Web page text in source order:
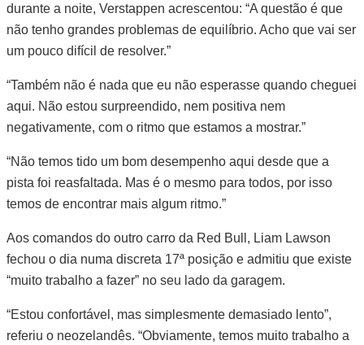
durante a noite, Verstappen acrescentou: “A questão é que
não tenho grandes problemas de equilíbrio. Acho que vai ser
um pouco difícil de resolver.”
“Também não é nada que eu não esperasse quando cheguei
aqui. Não estou surpreendido, nem positiva nem
negativamente, com o ritmo que estamos a mostrar.”
“Não temos tido um bom desempenho aqui desde que a
pista foi reasfaltada. Mas é o mesmo para todos, por isso
temos de encontrar mais algum ritmo.”
Aos comandos do outro carro da Red Bull, Liam Lawson
fechou o dia numa discreta 17ª posição e admitiu que existe
“muito trabalho a fazer” no seu lado da garagem.
“Estou confortável, mas simplesmente demasiado lento”,
referiu o neozelandês. “Obviamente, temos muito trabalho a